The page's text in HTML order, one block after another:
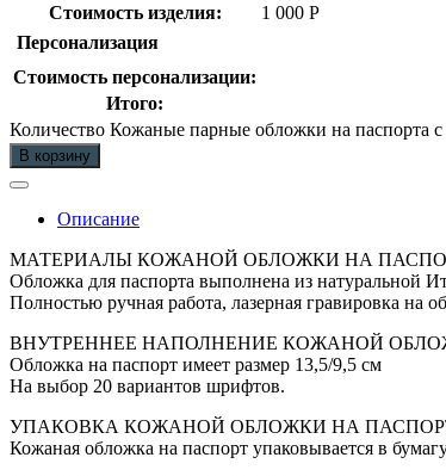
Стоимость изделия: 1 000 Р
Персонализация
Стоимость персонализации:
Итого:
Количество Кожаные парные обложки на паспорта
В корзину
Описание
МАТЕРИАЛЫ КОЖАНОЙ ОБЛОЖКИ НА
Обложка для паспорта выполнена из натуральной
Полностью ручная работа, лазерная гравировка на
ВНУТРЕННЕЕ НАПОЛНЕНИЕ КОЖАНОЙ
Обложка на паспорт имеет размер 13,5/9,5 см
На выбор 20 вариантов шрифтов.
УПАКОВКА КОЖАНОЙ ОБЛОЖКИ НА
Кожаная обложка на паспорт упаковывается в